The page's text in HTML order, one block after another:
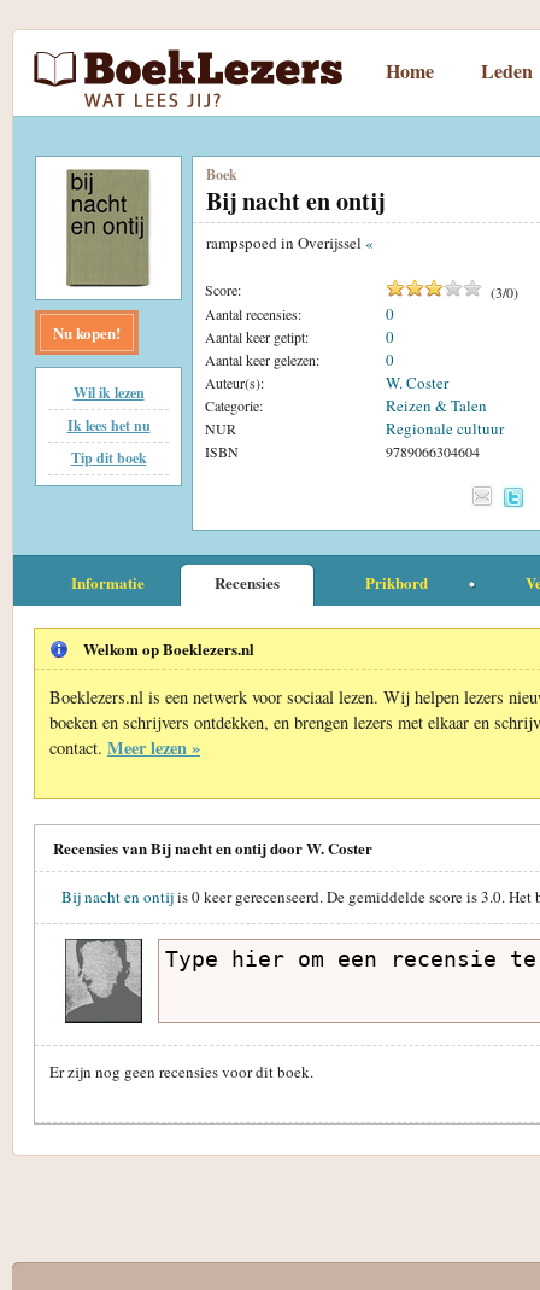
Home Leden
Nu kopen!
Wil ik lezen
Ik lees het nu
Tip dit boek
Boek
Bij nacht en ontij
rampspoed in Overijssel «
Score: (3/0)
Aantal recensies:
0
Aantal keer getipt: 0
Aantal keer gelezen: 0
Auteur(s): W. Coster
Categorie: Reizen & Talen
NUR Regionale cultuur
ISBN 9789066304604
Informatie Recensies Prikbord
Welkom op Boeklezers.nl
Boeklezers.nl is een netwerk voor sociaal lezen. Wij helpen lezers
boeken en schrijvers ontdekken, en brengen lezers met elkaar en
contact. Meer lezen »
Recensies van Bij nacht en ontij door W. Coster
Bij nacht en ontijis0keer gerecenseerd. De gemiddelde score is3.0. Het
Er zijn nog geen recensies voor dit boek.